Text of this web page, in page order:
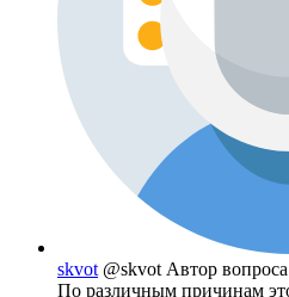
skvot @skvot Автор вопроса
По различным причинам